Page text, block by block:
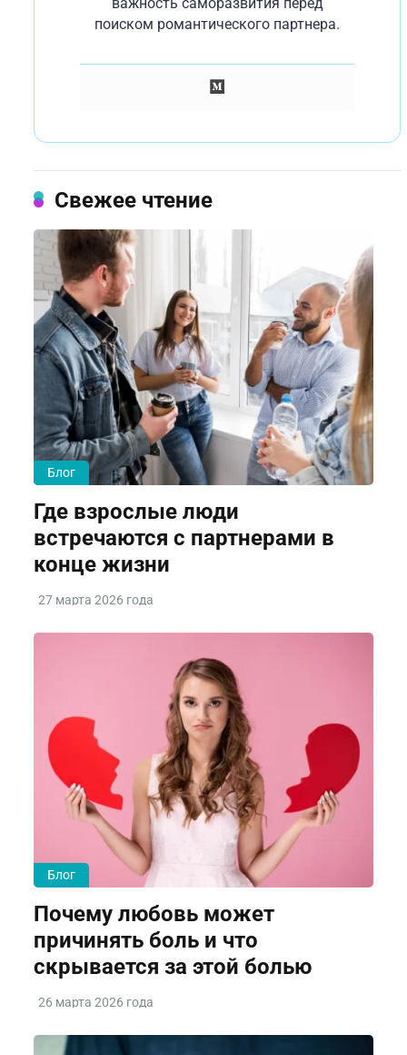
важность саморазвития перед
поиском романтического партнера.
Свежее чтение
Блог
Где взрослые люди
встречаются с партнерами в
конце жизни
27 марта 2026 года
Блог
Почему любовь может
причинять боль и что
скрывается за этой болью
26 марта 2026 года